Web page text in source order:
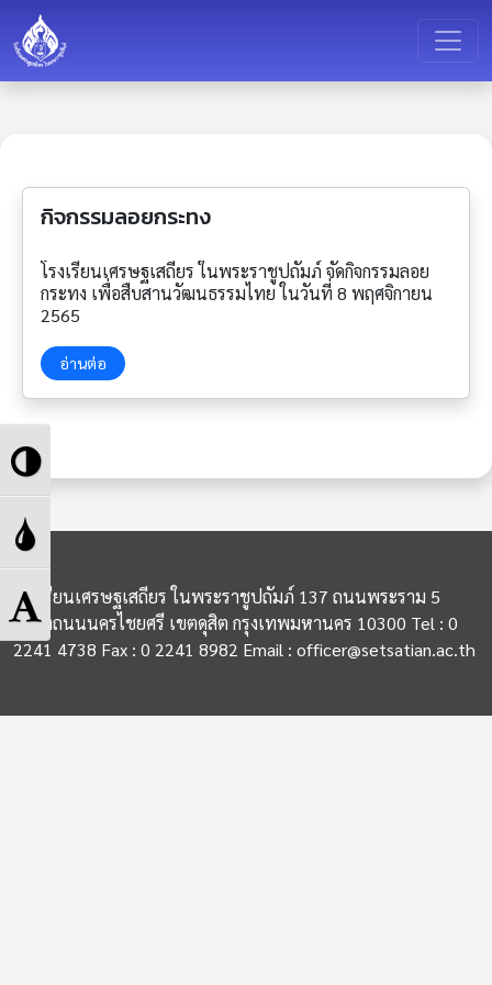
Toggle
High
Contrast
Toggle
Grayscale
Toggle
Font
size
กิจกรรมลอยกระทง
โรงเรียนเศรษฐเสถียร ในพระราชูปถัมภ์ จัดกิจกรรมลอย
กระทง เพื่อสืบสานวัฒนธรรมไทย ในวันที่ 8 พฤศจิกายน
2565
อ่านต่อ
โรงเรียนเศรษฐเสถียร ในพระราชูปถัมภ์ 137 ถนนพระราม 5
แขวงถนนนครไชยศรี เขตดุสิต กรุงเทพมหานคร 10300 Tel : 0
2241 4738 Fax : 0 2241 8982 Email : officer@setsatian.ac.th